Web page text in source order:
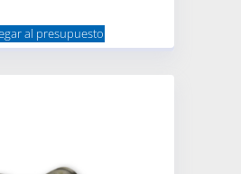
al presupuesto